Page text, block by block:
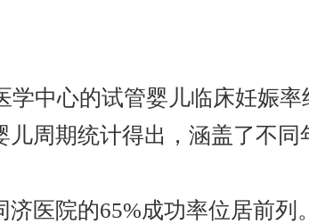
学中心的试管婴儿临床妊娠
周期统计得出，涵盖了不同
医院的65%成功率位居前列